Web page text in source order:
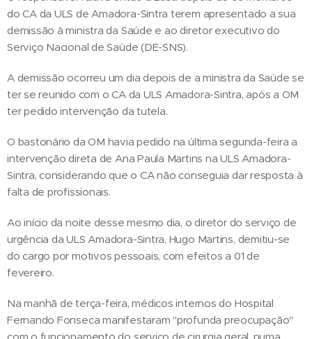
do CA da ULS de Amadora-Sintra terem apresentado a sua
demissão à ministra da Saúde e ao diretor executivo do
Serviço Nacional de Saúde (DE-SNS).
A demissão ocorreu um dia depois de a ministra da Saúde se
ter se reunido com o CA da ULS Amadora-Sintra, após a OM
ter pedido intervenção da tutela.
O bastonário da OM havia pedido na última segunda-feira a
intervenção direta de Ana Paula Martins na ULS Amadora-
Sintra, considerando que o CA não conseguia dar resposta à
falta de profissionais.
Ao início da noite desse mesmo dia, o diretor do serviço de
urgência da ULS Amadora-Sintra, Hugo Martins, demitiu-se
do cargo por motivos pessoais, com efeitos a 01 de
fevereiro.
Na manhã de terça-feira, médicos internos do Hospital
Fernando Fonseca manifestaram "profunda preocupação"
com o funcionamento do serviço de cirurgia geral, numa